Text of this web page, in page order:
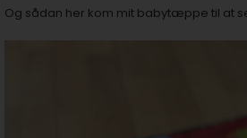
Og sådan her kom mit babytæppe til at